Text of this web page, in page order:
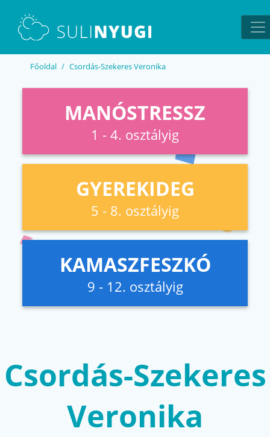
Főoldal Csordás-Szekeres Veronika
MANÓSTRESSZ
1 - 4. osztályig
GYEREKIDEG
5 - 8. osztályig
KAMASZFESZKÓ
9 - 12. osztályig
Csordás-Szekeres
Veronika